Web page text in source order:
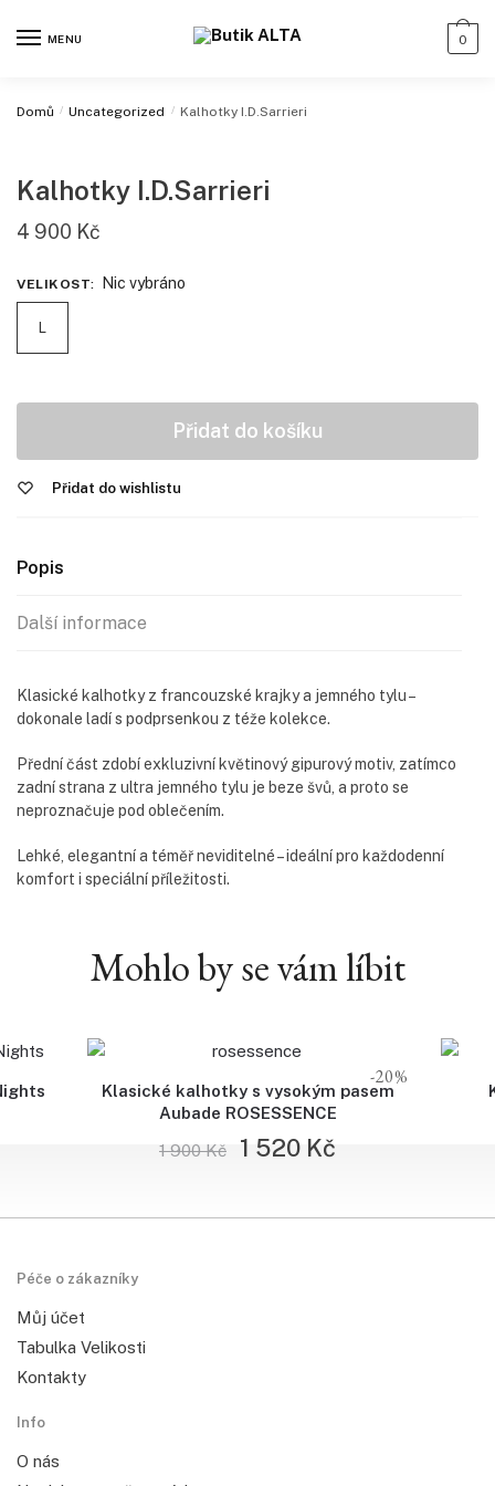
MENU 0
Domů / Uncategorized / Kalhotky I.D.Sarrieri
Kalhotky I.D.Sarrieri
4 900 Kč
VELIKOST: Nic vybráno
L
Přidat do košíku
Přidat do wishlistu
Popis
Další informace
Klasické kalhotky z francouzské krajky a jemného tylu –
dokonale ladí s podprsenkou z téže kolekce.
Přední část zdobí exkluzivní květinový gipurový motiv, zatímco
zadní strana z ultra jemného tylu je beze švů, a proto se
neproznačuje pod oblečením.
Lehké, elegantní a téměř neviditelné – ideální pro každodenní
komfort i speciální příležitosti.
Mohlo by se vám líbit
-20%
Klasické kalhotky s vysokým pasem
Aubade ROSESSENCE
1 900Kč 1 520 Kč
Péče o zákazníky
Můj účet
Tabulka Velikosti
Kontakty
Info
O nás